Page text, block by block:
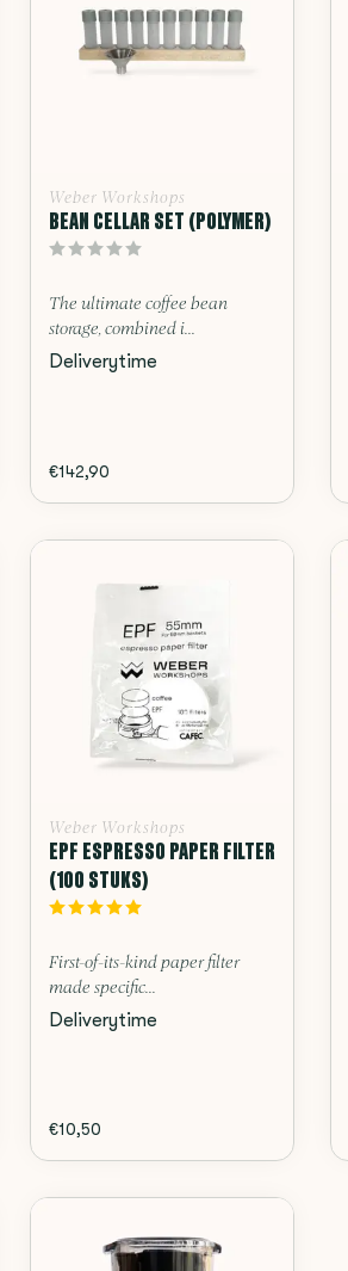
Weber Workshops
BEAN CELLAR SET (POLYMER)
The ultimate coffee bean
storage, combined i...
Deliverytime
€142,90
Weber Workshops
EPF ESPRESSO PAPER FILTER
(100 STUKS)
First-of-its-kind paper filter
made specific...
Deliverytime
€10,50